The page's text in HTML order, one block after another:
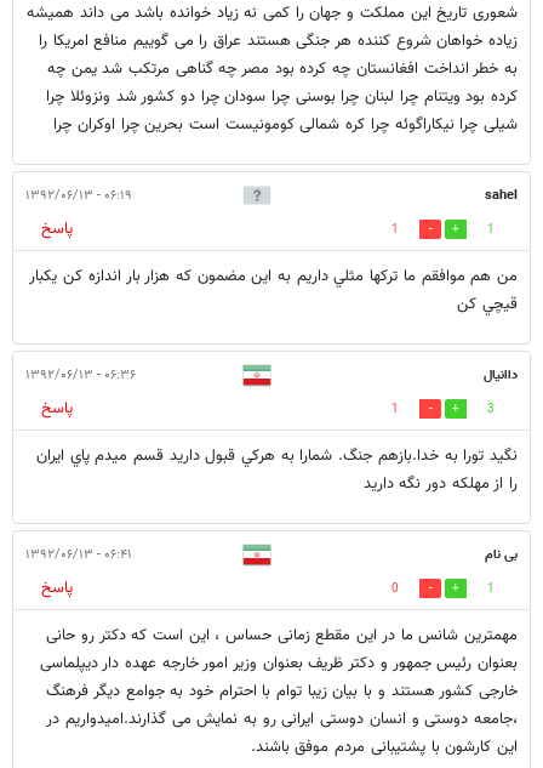
شعوری تاریخ این مملکت و جهان را کمی نه زیاد خوانده باشد می داند همیشه
زیاده خواهان شروع کننده هر جنگی هستند عراق را می گوییم منافع امریکا را
به خطر انداخت افغانستان چه کرده بود مصر چه گناهی مرتکب شد یمن چه
کرده بود ویتنام چرا لبنان چرا بوسنی چرا سودان چرا دو کشور شد ونزوئلا چرا
شیلی چرا نیکاراگوئه چرا کره شمالی کومونیست است بحرین چرا اوکران چرا
sahel ۰۶:۱۹ - ۱۳۹۲/۰۶/۱۳
1
1
پاسخ
من هم موافقم ما تركها مثلي داريم به اين مضمون كه هزار بار اندازه كن يكبار
قيچي كن
داانيال ۰۶:۳۶ - ۱۳۹۲/۰۶/۱۳
3
1
پاسخ
نگيد تورا به خدا.بازهم جنگ. شمارا به هركي قبول داريد قسم ميدم پاي ايران
را از مهلكه دور نگه داريد
بی نام ۰۶:۴۱ - ۱۳۹۲/۰۶/۱۳
1
0
پاسخ
مهمترین شانس ما در این مقطع زمانی حساس ، این است که دکتر رو حانی
بعنوان رئیس جمهور و دکتر ظریف بعنوان وزیر امور خارجه عهده دار دیپلماسی
خارجی کشور هستند و با بیان زیبا توام با احترام خود به جوامع دیگر فرهنگ
،جامعه دوستی و انسان دوستی ایرانی رو به نمایش می گذارند.امیدواریم در
این کارشون با پشتیبانی مردم موفق باشند.